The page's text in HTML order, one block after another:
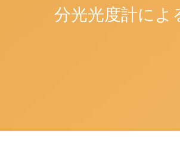
分光光度計によ